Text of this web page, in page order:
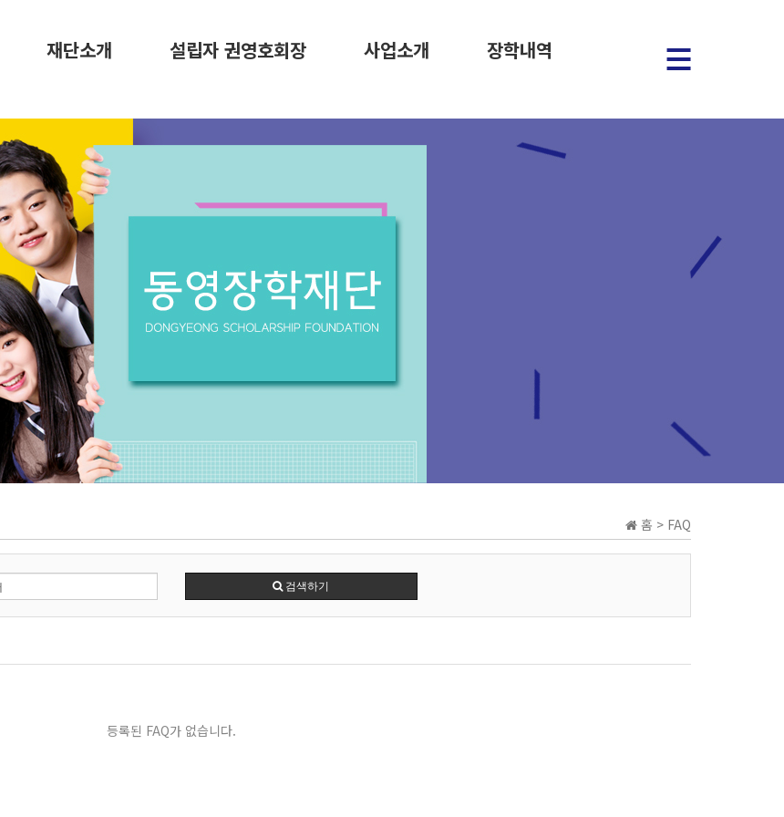
재단소개 설립자 권영호회장 사업소개 장학내역
홈 > FAQ
검색하기
등록된 FAQ가 없습니다.